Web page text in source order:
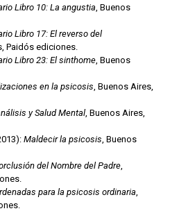
Libro 10: La angustia , Buenos
Libro 17: El reverso del
Paidós ediciones.
Libro 23: El sinthome , Buenos
en la psicosis , Buenos Aires,
y Salud Mental , Buenos Aires,
Maldecir la psicosis , Buenos
del Nombre del Padre
para la psicosis ordinaria